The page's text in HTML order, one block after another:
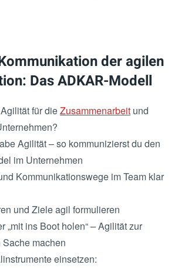
der agilen
Das ADKAR-Modell
für dieZusammenarbeit und
Agilität – so kommunizierst du den
im Unternehmen
Kommunikationswege im Team klar
und Ziele agil formulieren
„mit ins Boot holen“ – Agilität zur
machen
einsetzen: